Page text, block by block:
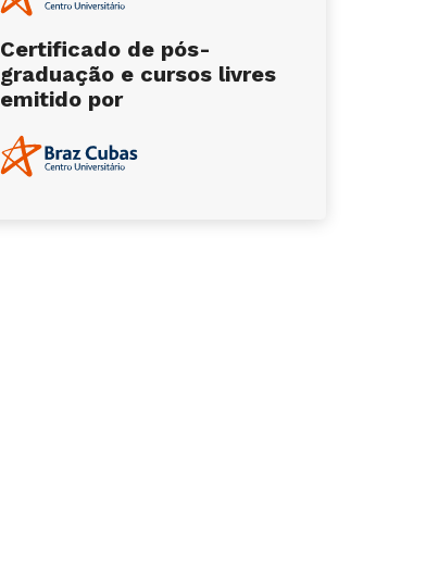
Certificado de pós-
graduação e cursos livres
emitido por